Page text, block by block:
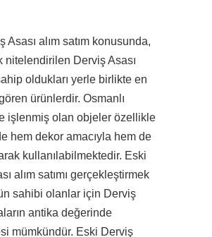
Asası alım satım konusunda,
nitelendirilen Derviş Asası
oldukları yerle birlikte en
ürünlerdir. Osmanlı
işlenmiş olan objeler özellikle
hem dekor amacıyla hem de
kullanılabilmektedir. Eski
alım satımı gerçekleştirmek
sahibi olanlar için Derviş
antika değerinde
mümkündür. Eski Derviş